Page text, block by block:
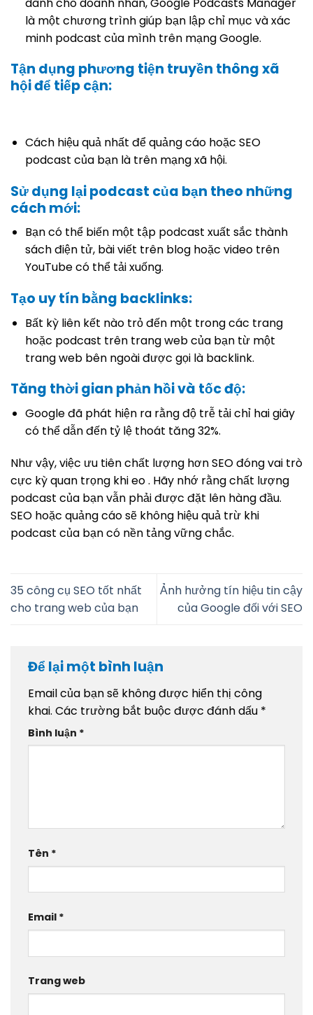
là một chương trình giúp bạn lập chỉ mục và xác
minh podcast của mình trên mạng Google.
Tận dụng phương tiện truyền thông xã
hội để tiếp cận:
Cách hiệu quả nhất để quảng cáo hoặc SEO
podcast của bạn là trên mạng xã hội.
Sử dụng lại podcast của bạn theo những
cách mới:
Bạn có thể biến một tập podcast xuất sắc thành
sách điện tử, bài viết trên blog hoặc video trên
YouTube có thể tải xuống.
Tạo uy tín bằng backlinks:
Bất kỳ liên kết nào trỏ đến một trong các trang
hoặc podcast trên trang web của bạn từ một
trang web bên ngoài được gọi là backlink.
Tăng thời gian phản hồi và tốc độ:
Google đã phát hiện ra rằng độ trễ tải chỉ hai giây
có thể dẫn đến tỷ lệ thoát tăng 32%.
Như vậy, việc ưu tiên chất lượng hơn SEO đóng vai trò
cực kỳ quan trọng khi eo . Hãy nhớ rằng chất lượng
podcast của bạn vẫn phải được đặt lên hàng đầu.
SEO hoặc quảng cáo sẽ không hiệu quả trừ khi
podcast của bạn có nền tảng vững chắc.
35 công cụ SEO tốt nhất
cho trang web của bạn
Ảnh hưởng tín hiệu tin cậy
của Google đối với SEO
Để lại một bình luận
Email của bạn sẽ không được hiển thị công
khai. Các trường bắt buộc được đánh dấu *
Bình luận *
Tên *
Email *
Trang web